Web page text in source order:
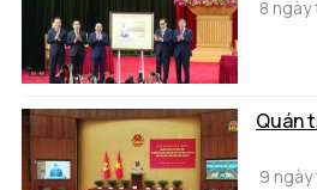
8
9